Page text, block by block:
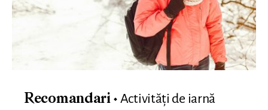
Recomandari Activități de iarnă